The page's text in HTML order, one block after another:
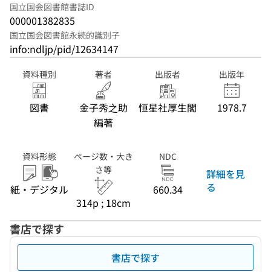
国立国会図書館書誌ID
000001382835
国立国会図書館永続的識別子
info:ndljp/pid/12634147
資料種別
図書
著者
金子秀之助
編著
出版者
恒星社厚生閣
出版年
1978.7
資料形態
紙・デジタル
ページ数・大き
さ等
314p ; 18cm
NDC
660.34
詳細を見
る
書店で探す
書店で探す